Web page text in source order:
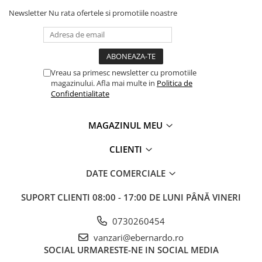
Newsletter Nu rata ofertele si promotiile noastre
Vreau sa primesc newsletter cu promotiile
magazinului. Afla mai multe in Politica de
Confidentialitate
MAGAZINUL MEU
CLIENTI
DATE COMERCIALE
SUPORT CLIENTI 08:00 - 17:00 DE LUNI PÂNĂ VINERI
0730260454
vanzari@ebernardo.ro
SOCIAL URMARESTE-NE IN SOCIAL MEDIA